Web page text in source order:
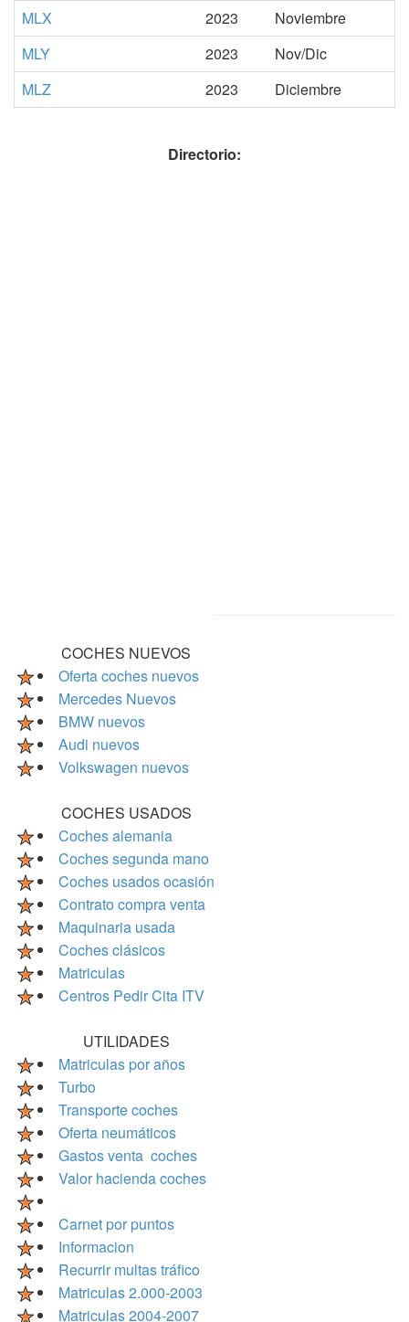
MLX
2023
Noviembre
MLY
2023
Nov/Dic
MLZ
2023 Diciembre
Directorio:
COCHES NUEVOS
Oferta coches nuevos
Mercedes Nuevos
BMW nuevos
Audi nuevos
Volkswagen nuevos
COCHES USADOS
Coches alemania
Coches segunda mano
Coches usados ocasión
Contrato compra venta
Maquinaria usada
Coches clásicos
Matriculas
Centros Pedir Cita ITV
UTILIDADES
Matriculas por años
Turbo
Transporte coches
Oferta neumáticos
Gastos venta coches
Valor hacienda coches
Carnet por puntos
Informacion
Recurrir multas tráfico
Matriculas 2.000-2003
Matriculas 2004-2007